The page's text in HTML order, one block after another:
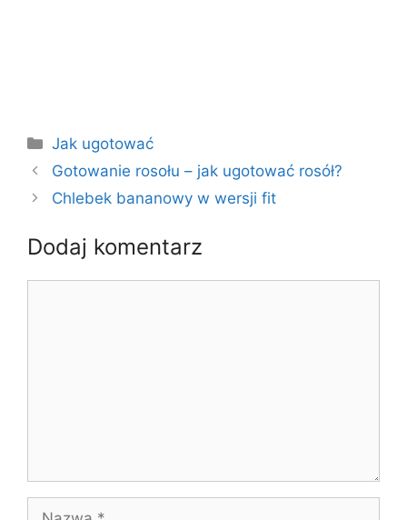
Kategorie
Jak ugotować
Gotowanie rosołu – jak ugotować rosół?
Chlebek bananowy w wersji fit
Dodaj komentarz
Nazwa